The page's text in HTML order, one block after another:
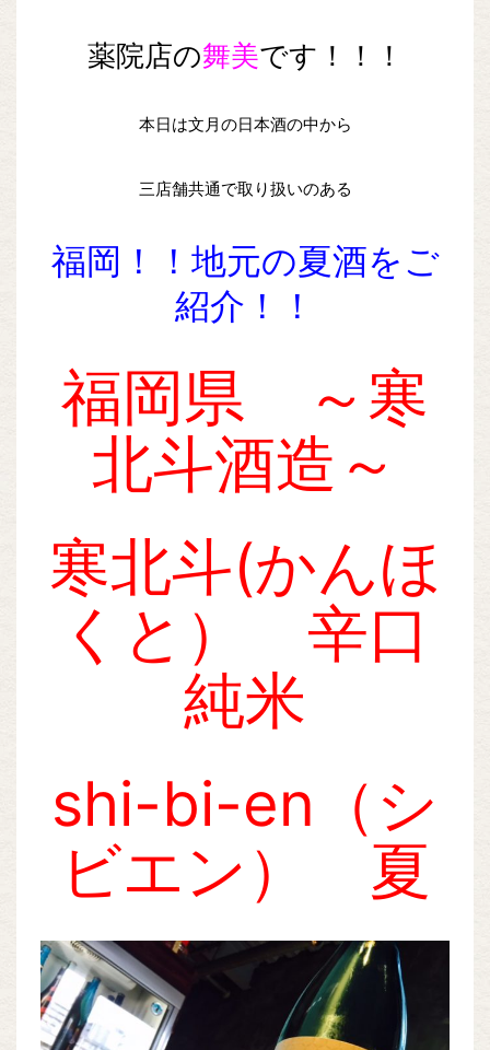
薬院店の舞美です！！！
本日は文月の日本酒の中から
三店舗共通で取り扱いのある
福岡！！地元の夏酒をご
紹介！！
福岡県 ～寒
北斗酒造～
寒北斗(かんほ
くと） 辛口
純米
shi-bi-en（シ
ビエン） 夏